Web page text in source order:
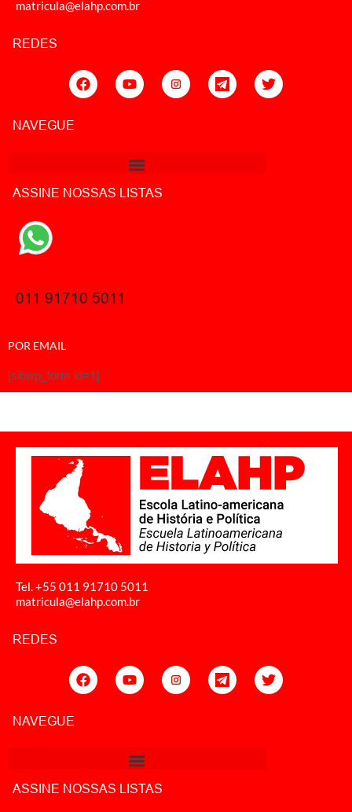
matricula@elahp.com.br
REDES
NAVEGUE
ASSINE NOSSAS LISTAS
011 91710 5011
POR EMAIL
[sibwp_form id=1]
Tel. +55 011 91710 5011
matricula@elahp.com.br
REDES
NAVEGUE
ASSINE NOSSAS LISTAS